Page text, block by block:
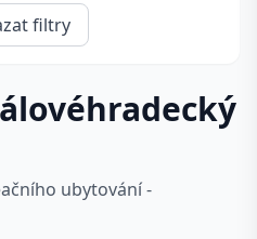
filtry
ubytování -